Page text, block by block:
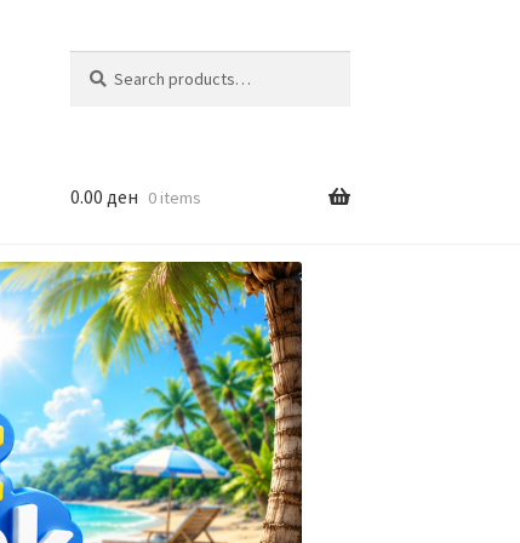
for:
0.00 ден 0 items